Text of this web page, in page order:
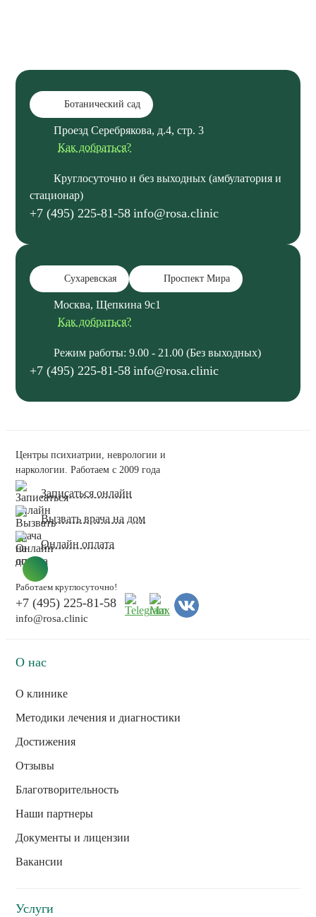
Ботанический сад
Проезд Серебрякова, д.4, стр. 3
Как добраться?
Круглосуточно и без выходных (амбулатория и
стационар)
+7 (495) 225-81-58 info@rosa.clinic
Сухаревская Проспект Мира
Москва, Щепкина 9с1
Как добраться?
Режим работы: 9.00 - 21.00 (Без выходных)
+7 (495) 225-81-58 info@rosa.clinic
Центры психиатрии, неврологии и
наркологии. Работаем с 2009 года
Записаться онлайн
Вызвать врача на дом
Онлайн оплата
Работаем круглосуточно!
+7 (495) 225-81-58
info@rosa.clinic
О нас
О клинике
Методики лечения и диагностики
Достижения
Отзывы
Благотворительность
Наши партнеры
Документы и лицензии
Вакансии
Услуги